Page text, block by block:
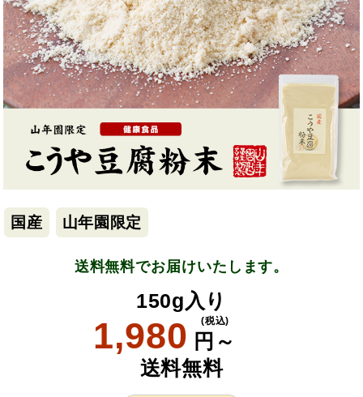
国産 山年園限定
送料無料でお届けいたします。
150g入り
1,980 円～
(税込)
送料無料